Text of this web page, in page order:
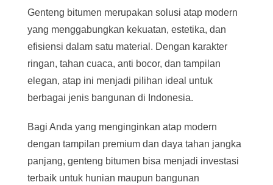
Genteng bitumen merupakan solusi atap modern
yang menggabungkan kekuatan, estetika, dan
efisiensi dalam satu material. Dengan karakter
ringan, tahan cuaca, anti bocor, dan tampilan
elegan, atap ini menjadi pilihan ideal untuk
berbagai jenis bangunan di Indonesia.
Bagi Anda yang menginginkan atap modern
dengan tampilan premium dan daya tahan jangka
panjang, genteng bitumen bisa menjadi investasi
terbaik untuk hunian maupun bangunan